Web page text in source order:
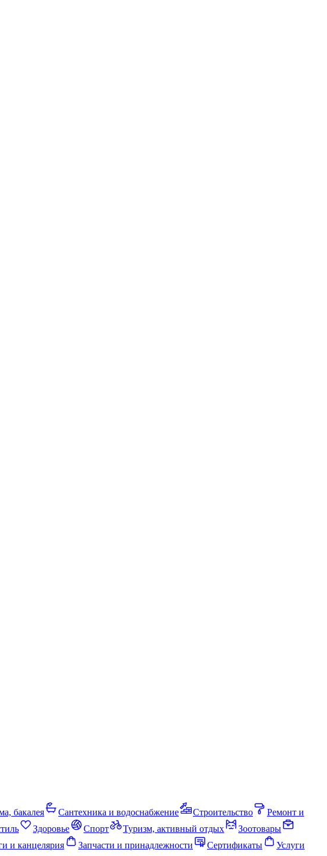
бакалея Сантехника и водоснабжение Строительство
Ремонт и
Здоровье Спорт Туризм, активный отдых
Зоотовары
и канцелярия Запчасти и принадлежности Сертификаты
Услуги